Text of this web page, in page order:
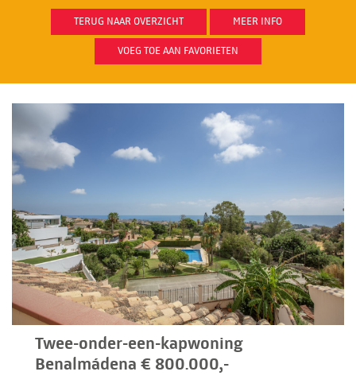
TERUG NAAR OVERZICHT MEER INFO
VOEG TOE AAN FAVORIETEN
Twee-onder-een-kapwoning
Benalmádena € 800.000,-